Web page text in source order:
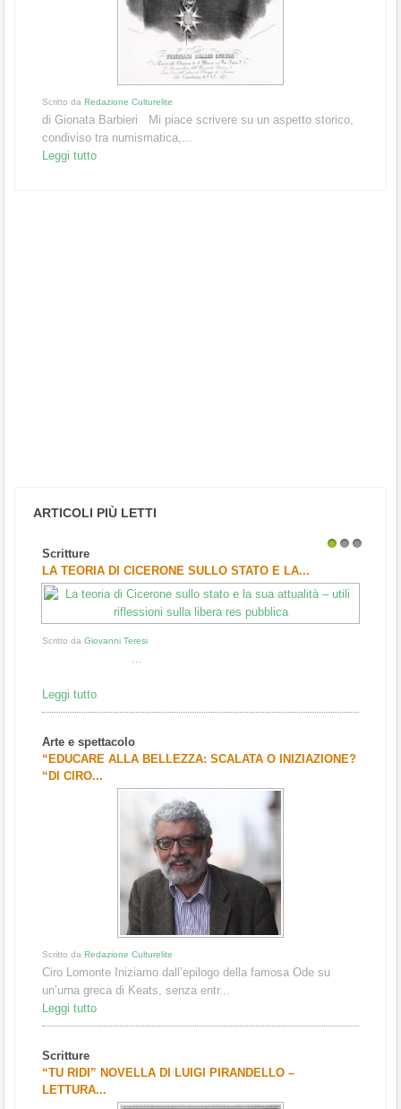
Scritto da Redazione Culturelite
di Gionata Barbieri Mi piace scrivere su un aspetto storico,
condiviso tra numismatica,...
Leggi tutto
ARTICOLI PIÙ LETTI
Scritture
LA TEORIA DI CICERONE SULLO STATO E LA...
Scritto da Giovanni Teresi
...
Leggi tutto
Arte e spettacolo
“EDUCARE ALLA BELLEZZA: SCALATA O INIZIAZIONE?
“DI CIRO...
Scritto da Redazione Culturelite
Ciro Lomonte Iniziamo dall’epilogo della famosa Ode su
un’urna greca di Keats, senza entr...
Leggi tutto
Scritture
“TU RIDI” NOVELLA DI LUIGI PIRANDELLO –
LETTURA...